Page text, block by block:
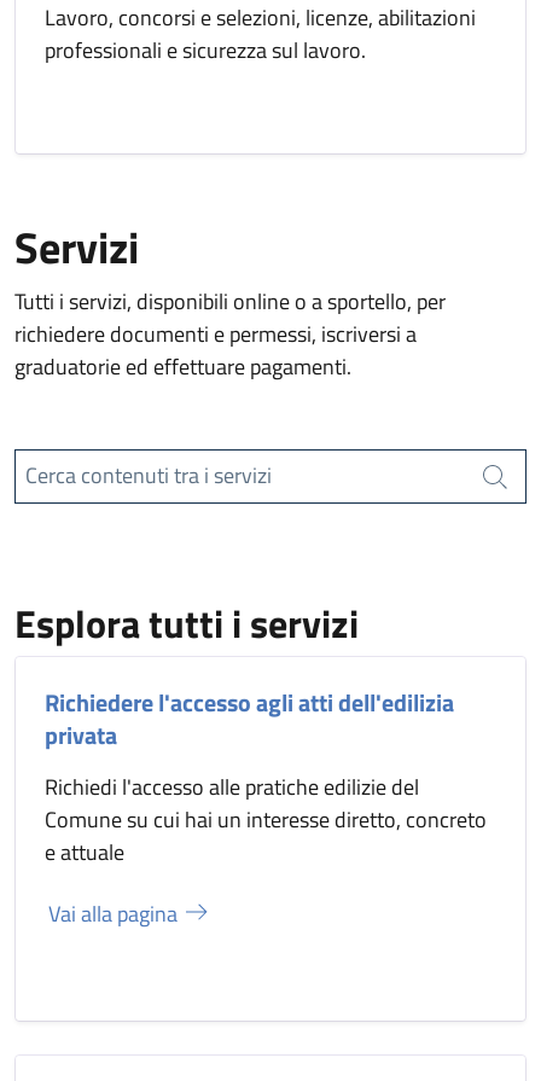
Lavoro, concorsi e selezioni, licenze, abilitazioni
professionali e sicurezza sul lavoro.
Servizi
Tutti i servizi, disponibili online o a sportello, per
richiedere documenti e permessi, iscriversi a
graduatorie ed effettuare pagamenti.
Cerca contenuti tra i servizi
Cerca
Esplora tutti i servizi
Richiedere l'accesso agli atti dell'edilizia
privata
Richiedi l'accesso alle pratiche edilizie del
Comune su cui hai un interesse diretto, concreto
e attuale
Vai alla pagina